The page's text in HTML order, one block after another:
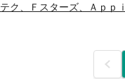
テク、Ｆスターズ、Ａｐｐ
前